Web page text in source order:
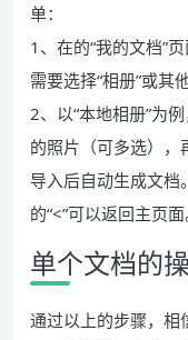
单：
1、在的“我的文档”
需要选择“相册”或其
2、以“本地相册”为
的照片（可多选），
导入后自动生成文档
的“<”可以返回主页面
单个文档的
通过以上的步骤，相